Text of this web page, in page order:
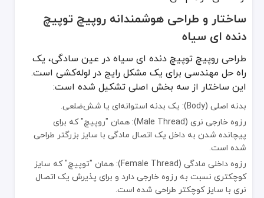
روپیچ توپیچ فولادی
این نوع روپیچ توپیچ دنده ای سیاه از فولاد ساخته شده و
مشخصات فنی و استانداردهای کلیدی
برای خرید روپیچ توپیچ دنده ای سیاه و اطمینان از عملکرد صحیح
استاندارد ابعادی: این اتصالات از استانداردهایی مانند ASME B16.14 (چدنی) و ASME B16.11 (فولادی) پیروی می‌کنند.
استاندارد رزوه‌ها: رزوه‌ها تقریباً همیشه از نوع NPT (مخروطی) مطابق با استاندارد ASME B1.20.1 هستند.
کلاس فشاری (Pressure Class): اتصالات چدنی معمولاً در کلاس 150# و 300# و اتصالات فولادی در کلاس‌های بالاتری مانند 2000# و 3000# عرضه می‌شوند.
لازم به ذکر است که روپیچ توپیچ دنده ای سیاه برای سیستم‌های
مقایسه کلیدی: روپیچ توپیچ در مقابل مغزی
ویژگی روپیچ توپیچ دنده ای (بوشن تبدیل)
ساختار و طراحی هوشمندانه روپیچ توپیچ
دنده ای سیاه
طراحی روپیچ توپیچ دنده ای سیاه در عین سادگی، یک
راه حل مهندسی برای یک مشکل رایج در لوله‌کشی است.
این ساختار از سه بخش اصلی تشکیل شده است:
بدنه اصلی (Body): یک بدنه استوانه‌ای یا شش‌ضلعی.
رزوه خارجی نری (Male Thread): همان "روپیچ" که برای
پیچانده شدن به داخل یک اتصال مادگی با سایز بزرگتر طراحی
شده است.
رزوه داخلی مادگی (Female Thread): همان "توپیچ" که سایز
کوچکتری نسبت به رزوه خارجی دارد و برای پذیرش یک اتصال
نری با سایز کوچکتر طراحی شده است.